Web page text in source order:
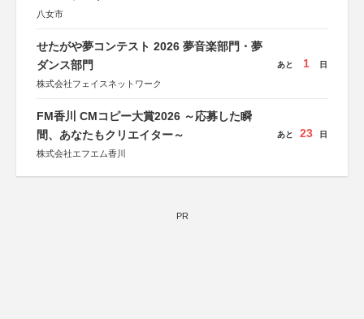
八女市
せたがや夢コンテスト 2026 夢音楽部門・夢
ダンス部門
株式会社フェイスネットワーク
あと 1 日
FM香川 CMコピー大賞2026 ～応募した瞬
間、あなたもクリエイター～
株式会社エフエム香川
あと 23 日
PR